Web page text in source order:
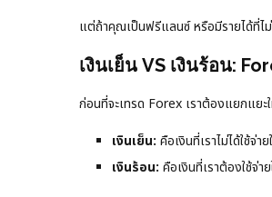
แต่ถ้าคุณเป็นฟรีแลนซ์ หรือมีรายได้ที่ไม่
เงินเย็น VS เงินร้อน:
ก่อนที่จะเทรด Forex เราต้องแยกแยะ
เงินเย็น: คือเงินที่เราไม่ได้ใช้จ่
เงินร้อน: คือเงินที่เราต้องใช้จ่า